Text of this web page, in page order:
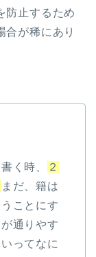
防止するため
合が稀にあり
く時、
２
まだ、籍は
ことにす
通りやす
ってなに